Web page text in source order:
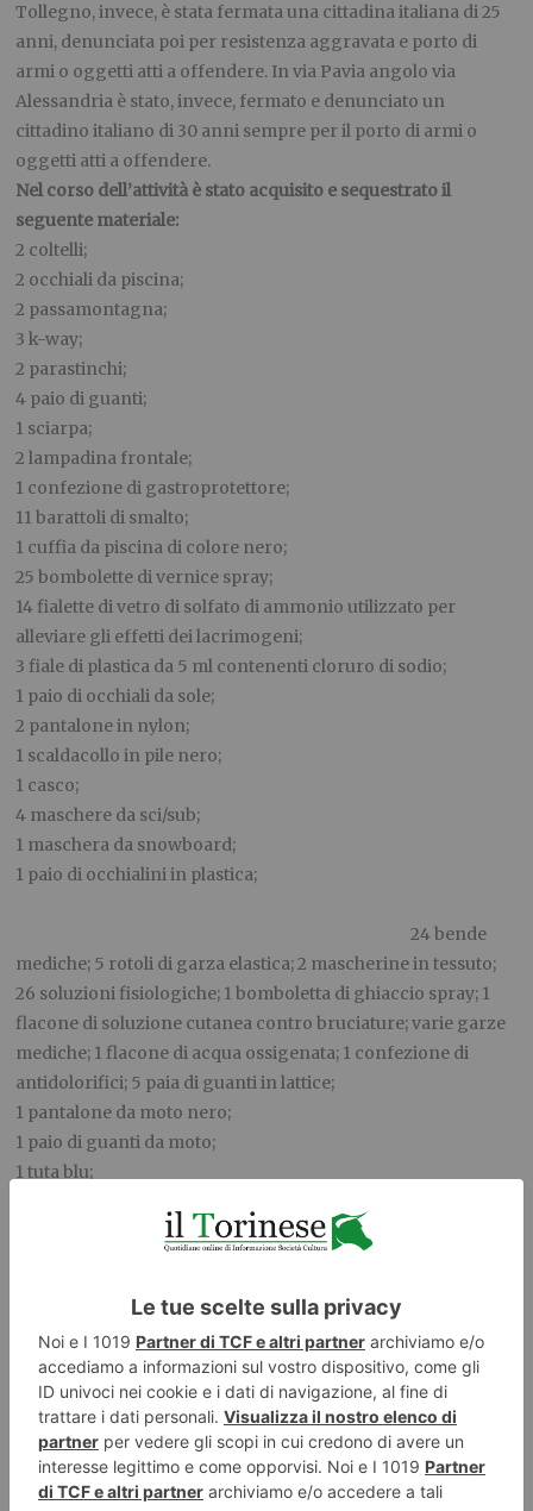
Tollegno, invece, è stata fermata una cittadina italiana di 25
anni, denunciata poi per resistenza aggravata e porto di
armi o oggetti atti a offendere. In via Pavia angolo via
Alessandria è stato, invece, fermato e denunciato un
cittadino italiano di 30 anni sempre per il porto di armi o
oggetti atti a offendere.
Nel corso dell’attività è stato acquisito e sequestrato il
seguente materiale:
2 coltelli;
2 occhiali da piscina;
2 passamontagna;
3 k-way;
2 parastinchi;
4 paio di guanti;
1 sciarpa;
2 lampadina frontale;
1 confezione di gastroprotettore;
11 barattoli di smalto;
1 cuffia da piscina di colore nero;
25 bombolette di vernice spray;
14 fialette di vetro di solfato di ammonio utilizzato per
alleviare gli effetti dei lacrimogeni;
3 fiale di plastica da 5 ml contenenti cloruro di sodio;
1 paio di occhiali da sole;
2 pantalone in nylon;
1 scaldacollo in pile nero;
1 casco;
4 maschere da sci/sub;
1 maschera da snowboard;
1 paio di occhialini in plastica;
24 bende
mediche; 5 rotoli di garza elastica; 2 mascherine in tessuto;
26 soluzioni fisiologiche; 1 bomboletta di ghiaccio spray; 1
flacone di soluzione cutanea contro bruciature; varie garze
mediche; 1 flacone di acqua ossigenata; 1 confezione di
antidolorifici; 5 paia di guanti in lattice;
1 pantalone da moto nero;
1 paio di guanti da moto;
1 tuta blu;
capoluogo piemontese. Complessivamente, sono 4 le
persone arrestate, 9 quelle denunciate in stato di libertà e 8 i
fogli di via emessi.